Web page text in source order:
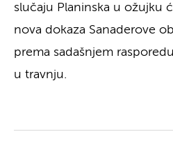
slučaju Planinska u ožujku
nova dokaza Sanaderove
prema sadašnjem
u travnju.